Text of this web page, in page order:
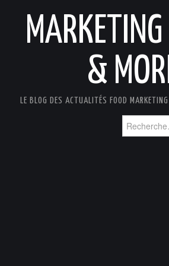
&
LE BLOG DES ACTUALITÉS FOOD